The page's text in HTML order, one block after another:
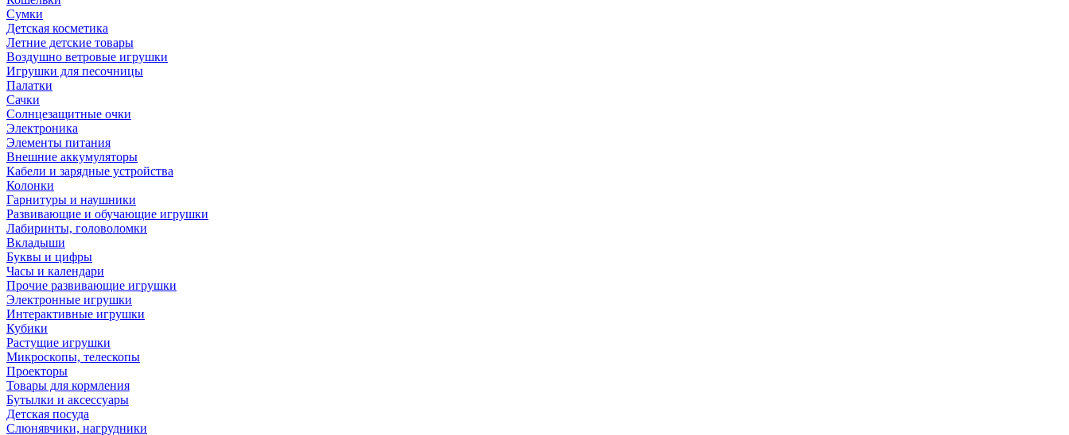
Сумки
Детская косметика
Летние детские товары
Воздушно ветровые игрушки
Игрушки для песочницы
Палатки
Сачки
Солнцезащитные очки
Электроника
Элементы питания
Внешние аккумуляторы
Кабели и зарядные устройства
Колонки
Гарнитуры и наушники
Развивающие и обучающие игрушки
Лабиринты, головоломки
Вкладыши
Буквы и цифры
Часы и календари
Прочие развивающие игрушки
Электронные игрушки
Интерактивные игрушки
Кубики
Растущие игрушки
Микроскопы, телескопы
Проекторы
Товары для кормления
Бутылки и аксессуары
Детская посуда
Слюнявчики, нагрудники